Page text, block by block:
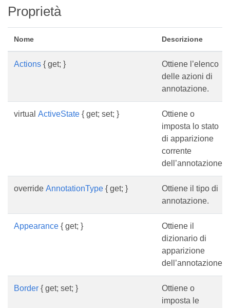
Proprietà
Nome Descrizione
Actions { get; }
Ottiene l’elenco
delle azioni di
annotazione.
virtual ActiveState { get; set; }
Ottiene o
imposta lo stato
di apparizione
corrente
dell’annotazione.
override AnnotationType { get; }
Ottiene il tipo di
annotazione.
Appearance { get; }
Ottiene il
dizionario di
apparizione
dell’annotazione.
Border { get; set; }
Ottiene o
imposta le